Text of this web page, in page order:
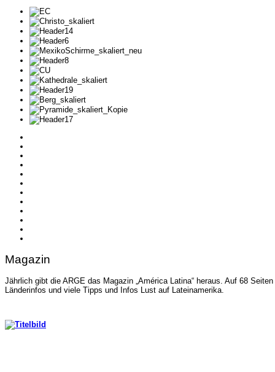
Magazin
Jährlich gibt die ARGE das Magazin „América Latina“ heraus. Auf 68
Länderinfos und viele Tipps und Infos Lust auf Lateinamerika.